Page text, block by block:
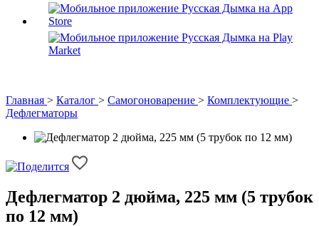
Главная > Каталог > Самогоноварение > Комплектующие >
Дефлегматоры
Дефлегматор 2 дюйма, 225 мм (5 трубок
по 12 мм)